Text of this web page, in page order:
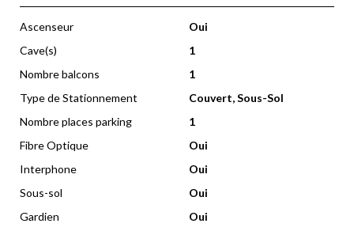
Ascenseur
Oui
Cave(s)
1
Nombre balcons
1
Type de Stationnement
Couvert, Sous-Sol
Nombre places parking
1
Fibre Optique
Oui
Interphone
Oui
Sous-sol
Oui
Gardien
Oui